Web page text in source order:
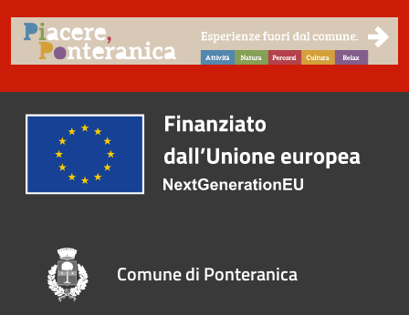
Comune di Ponteranica